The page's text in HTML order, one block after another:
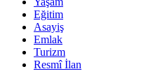
Eğitim
Asayiş
Emlak
Turizm
Resmî İlan